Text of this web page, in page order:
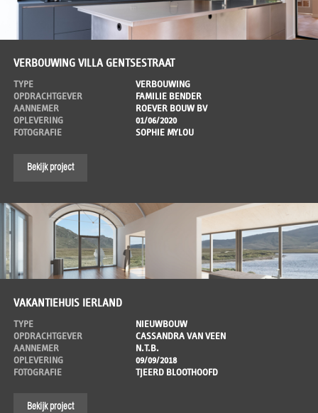
VERBOUWING VILLA GENTSESTRAAT
TYPE
VERBOUWING
OPDRACHTGEVER
FAMILIE BENDER
AANNEMER
ROEVER BOUW BV
OPLEVERING
01/06/2020
FOTOGRAFIE
SOPHIE MYLOU
Bekijk project
VAKANTIEHUIS IERLAND
TYPE
NIEUWBOUW
OPDRACHTGEVER
CASSANDRA VAN VEEN
AANNEMER
N.T.B.
OPLEVERING
09/09/2018
FOTOGRAFIE
TJEERD BLOOTHOOFD
Bekijk project